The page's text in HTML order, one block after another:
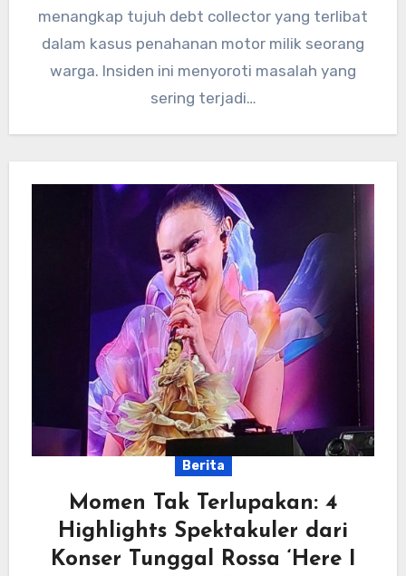
menangkap tujuh debt collector yang terlibat
dalam kasus penahanan motor milik seorang
warga. Insiden ini menyoroti masalah yang
sering terjadi…
Berita
Momen Tak Terlupakan: 4
Highlights Spektakuler dari
Konser Tunggal Rossa ‘Here I